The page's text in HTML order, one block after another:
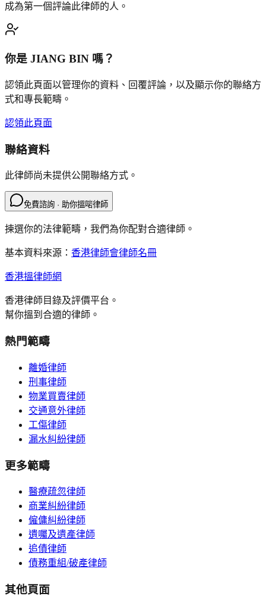
成為第一個評論此律師的人。
你是 JIANG BIN 嗎？
認領此頁面以管理你的資料、回覆評論，以及顯示你的聯絡方
式和專長範疇。
認領此頁面
聯絡資料
此律師尚未提供公開聯絡方式。
免費諮詢 · 助你搵啱律師
揀選你的法律範疇，我們為你配對合適律師。
基本資料來源： 香港律師會律師名冊
香港搵律師網
香港律師目錄及評價平台。
幫你搵到合適的律師。
熱門範疇
離婚律師
刑事律師
物業買賣律師
交通意外律師
工傷律師
漏水糾紛律師
更多範疇
醫療疏忽律師
商業糾紛律師
僱傭糾紛律師
遺囑及遺產律師
追債律師
債務重組/破產律師
其他頁面